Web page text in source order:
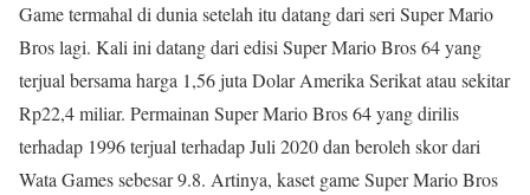
Game termahal di dunia setelah itu datang dari seri Super Mario
Bros lagi. Kali ini datang dari edisi Super Mario Bros 64 yang
terjual bersama harga 1,56 juta Dolar Amerika Serikat atau sekitar
Rp22,4 miliar. Permainan Super Mario Bros 64 yang dirilis
terhadap 1996 terjual terhadap Juli 2020 dan beroleh skor dari
Wata Games sebesar 9.8. Artinya, kaset game Super Mario Bros